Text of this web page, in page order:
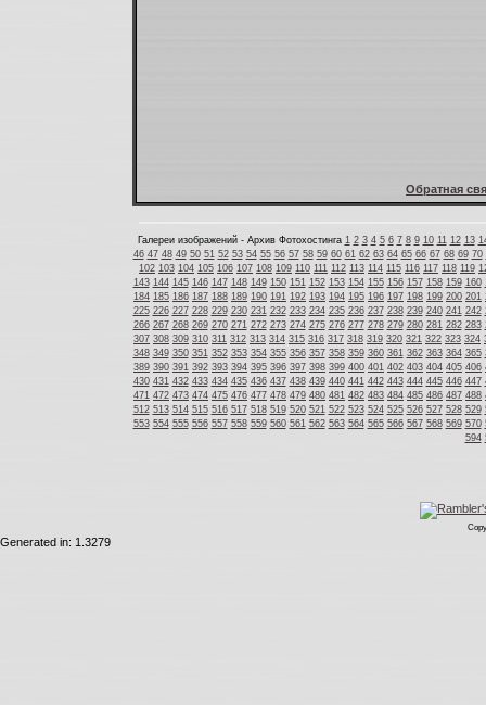
Обратная
Галереи изображений - Архив Фотохостинга 1 2 3 4 5 6 7 8 9 10 11 12 13
46 47 48 49 50 51 52 53 54 55 56 57 58 59 60 61 62 63 64 65 66 67 68 69 70
102 103 104 105 106 107 108 109 110 111 112 113 114 115 116 117 118 119
143 144 145 146 147 148 149 150 151 152 153 154 155 156 157 158 159 160
184 185 186 187 188 189 190 191 192 193 194 195 196 197 198 199 200 201
225 226 227 228 229 230 231 232 233 234 235 236 237 238 239 240 241 242
266 267 268 269 270 271 272 273 274 275 276 277 278 279 280 281 282 283
307 308 309 310 311 312 313 314 315 316 317 318 319 320 321 322 323 324
348 349 350 351 352 353 354 355 356 357 358 359 360 361 362 363 364 365
389 390 391 392 393 394 395 396 397 398 399 400 401 402 403 404 405 406
430 431 432 433 434 435 436 437 438 439 440 441 442 443 444 445 446 447
471 472 473 474 475 476 477 478 479 480 481 482 483 484 485 486 487 488
512 513 514 515 516 517 518 519 520 521 522 523 524 525 526 527 528 529
553 554 555 556 557 558 559 560 561 562 563 564 565 566 567 568 569 570
594
Generated in: 1.3279